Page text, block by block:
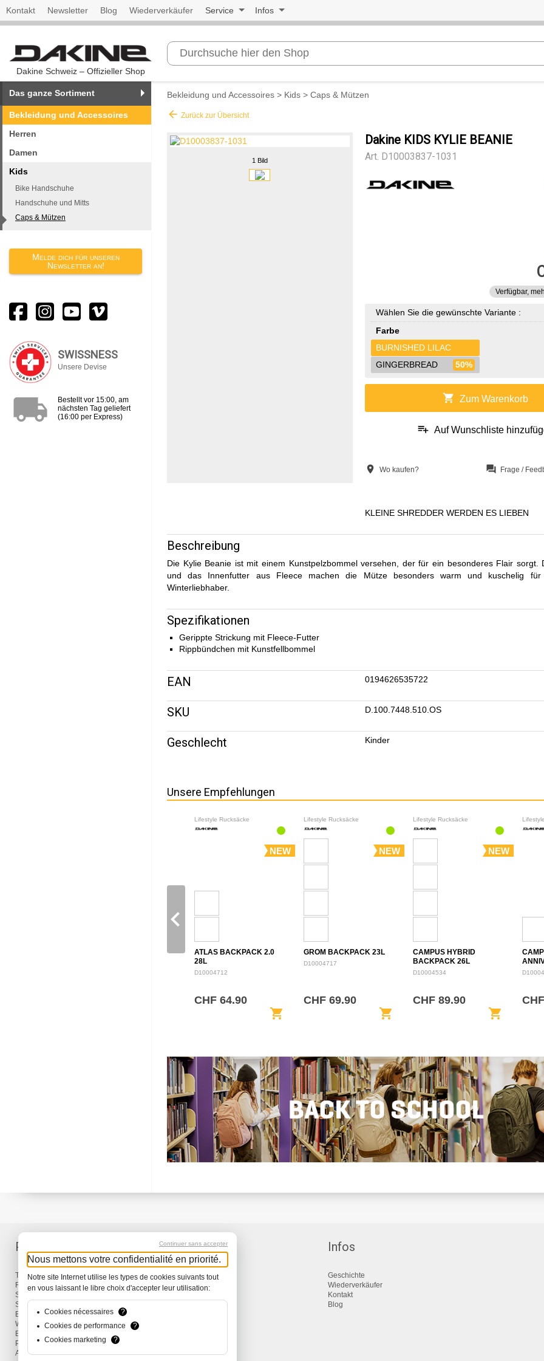
Kontakt Newsletter Blog Wiederverkäufer Service Infos
Dakine Schweiz – Offizieller Shop
Das ganze Sortiment
Bekleidung und Accessoires
Herren
Damen
Kids
Bike Handschuhe
Handschuhe und Mitts
Caps & Mützen
Melde dich für unseren
Newsletter an!
SWISSNESS
Unsere Devise
local_shipping
Bestellt vor 15:00, am
nächsten Tag geliefert
(16:00 per Express)
Bekleidung und Accessoires > Kids > Caps & Mützen
arrow_back Zurück zur Übersicht
1 Bild
Dakine KIDS KYLIE BEANIE
Art. D10003837-1031
Verfügbar,
Wählen Sie die gewünschte Variante :
Farbe
BURNISHED LILAC
GINGERBREAD
50%
shopping_cart Zum Warenkorb
playlist_add Auf Wunschliste
location_on Wo kaufen? question_answer Frage /
KLEINE SHREDDER WERDEN ES LIEBEN
Beschreibung
Die Kylie Beanie ist mit einem Kunstpelzbommel versehen, der für ein besonderes Flair sorgt.
und das Innenfutter aus Fleece machen die Mütze besonders warm und kuschelig für
Winterliebhaber.
Spezifikationen
Gerippte Strickung mit Fleece-Futter
Rippbündchen mit Kunstfellbommel
EAN 0194626535722
SKU D.100.7448.510.OS
Geschlecht Kinder
Unsere Empfehlungen
Lifestyle Rucksäcke
NEW
ATLAS BACKPACK 2.0
28L
D10004712
CHF 64.90
shopping_cart
Lifestyle Rucksäcke
NEW
GROM BACKPACK 23L
D10004717
CHF 69.90
shopping_cart
Lifestyle Rucksäcke
NEW
CAMPUS HYBRID
BACKPACK 26L
D10004534
CHF 89.90
shopping_cart
navigate_before
Produkte
Taschen & Rucksäcke
Reisen
Snow
Surf
Bike
Wind
Bekleidung und Accessoires
Promotions
Aktionen
Service
Lieferung
Garantie
Infos
Geschichte
Wiederverkäufer
Kontakt
Blog
Continuer sans accepter
Nous mettons votre confidentialité en priorité.
Notre site Internet utilise les types de cookies suivants tout
en vous laissant le libre choix d'accepter leur utilisation:
Cookies nécessaires
?
Cookies de performance
?
Cookies marketing
?